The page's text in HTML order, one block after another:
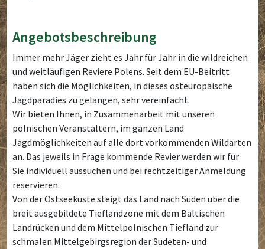
Angebotsbeschreibung
Immer mehr Jäger zieht es Jahr für Jahr in die wildreichen
und weitläufigen Reviere Polens. Seit dem EU-Beitritt
haben sich die Möglichkeiten, in dieses osteuropäische
Jagdparadies zu gelangen, sehr vereinfacht.
Wir bieten Ihnen, in Zusammenarbeit mit unseren
polnischen Veranstaltern, im ganzen Land
Jagdmöglichkeiten auf alle dort vorkommenden Wildarten
an. Das jeweils in Frage kommende Revier werden wir für
Sie individuell aussuchen und bei rechtzeitiger Anmeldung
reservieren.
Von der Ostseeküste steigt das Land nach Süden über die
breit ausgebildete Tieflandzone mit dem Baltischen
Landrücken und dem Mittelpolnischen Tiefland zur
schmalen Mittelgebirgsregion der Sudeten- und